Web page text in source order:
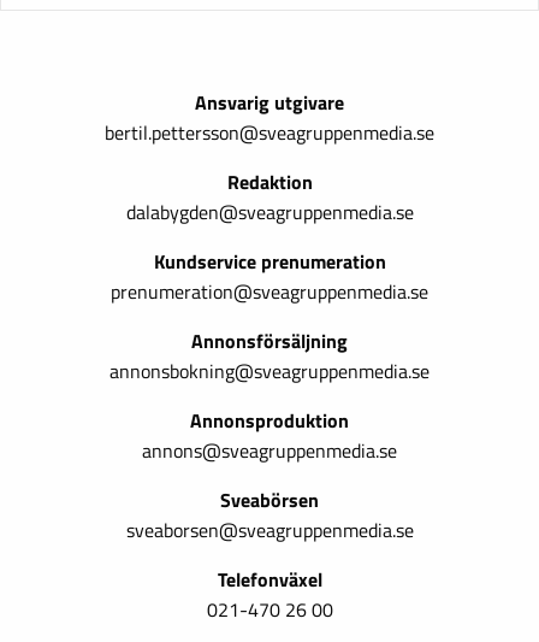
Ansvarig utgivare
bertil.pettersson@sveagruppenmedia.se
Redaktion
dalabygden@sveagruppenmedia.se
Kundservice prenumeration
prenumeration@sveagruppenmedia.se
Annonsförsäljning
annonsbokning@sveagruppenmedia.se
Annonsproduktion
annons@sveagruppenmedia.se
Sveabörsen
sveaborsen@sveagruppenmedia.se
Telefonväxel
021-470 26 00